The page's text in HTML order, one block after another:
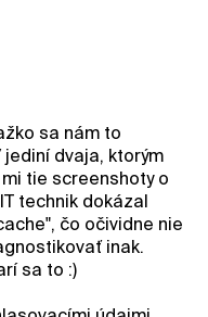
sa nám to
dvaja, ktorým
tie screenshoty o
technik dokázal
čo očividne nie
inak.
sa to :)